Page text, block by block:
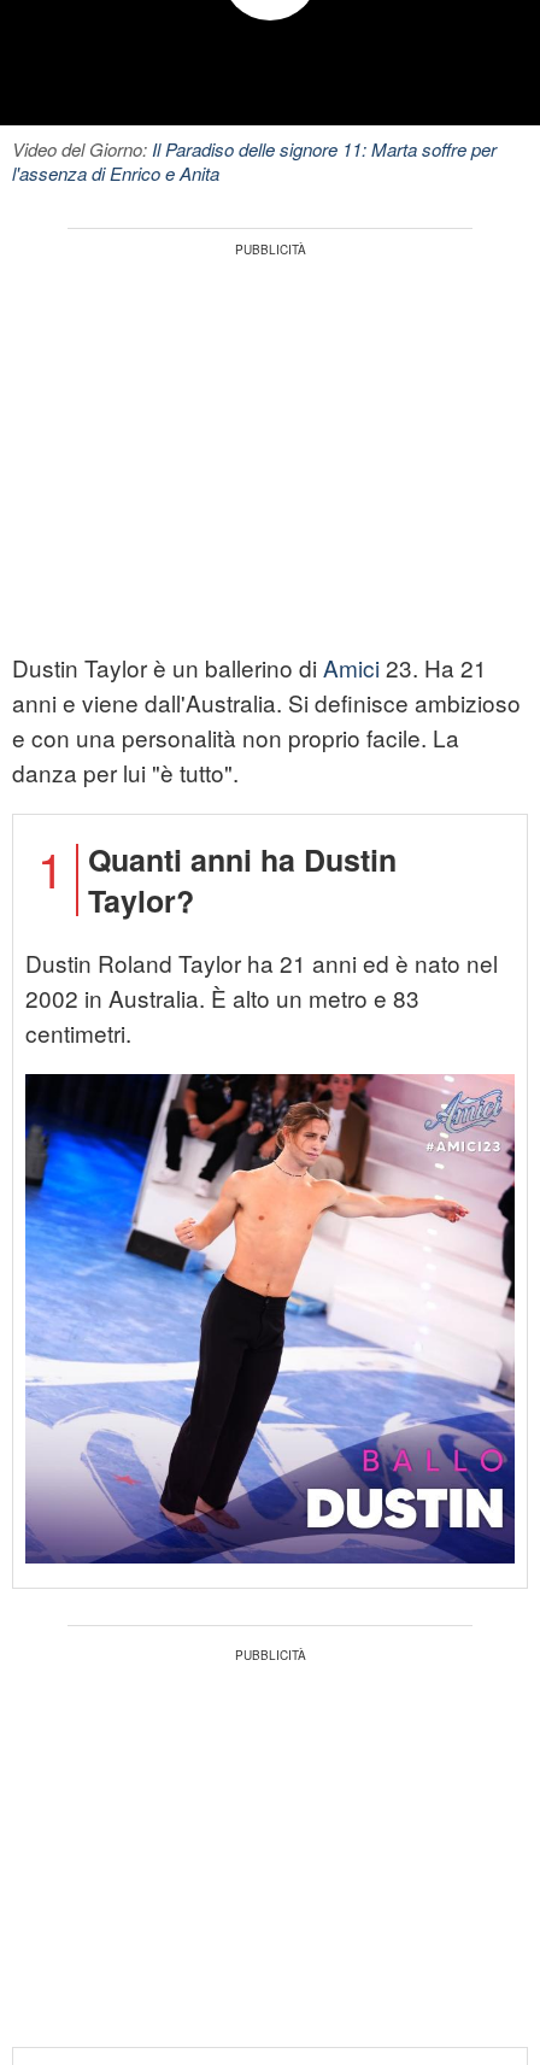
Video del Giorno:Il Paradiso delle signore 11: Marta soffre per
l'assenza di Enrico e Anita
Dustin Taylor è un ballerino di Amici23. Ha 21
anni e viene dall'Australia. Si definisce ambizioso
e con una personalità non proprio facile. La
danza per lui "è tutto".
1
Quanti anni ha Dustin
Taylor?
Dustin Roland Taylor ha 21 anni ed è nato nel
2002 in Australia. È alto un metro e 83
centimetri.